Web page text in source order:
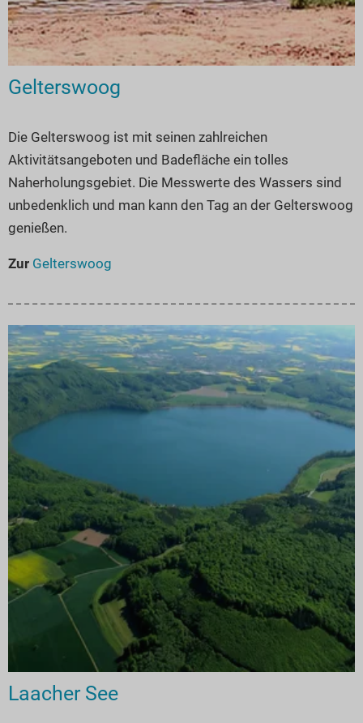
Glamping
Seen in Europa
Österreich
Schweiz
Frankreich
Schweden
Norwegen
alle Länder…
Gelterswoog
Die Gelterswoog ist mit seinen zahlreichen
Aktivitätsangeboten und Badefläche ein tolles
Naherholungsgebiet. Die Messwerte des Wassers sind
unbedenklich und man kann den Tag an der Gelterswoog
genießen.
Zur Gelterswoog
Laacher See